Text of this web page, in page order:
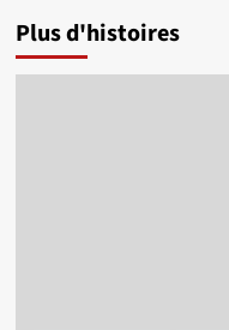
Plus d'histoires